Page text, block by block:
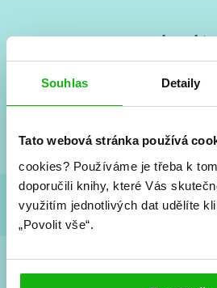
Souhlas Detaily
Tato webová stránka používá
cookies? Používáme je třeba k
doporučili knihy, které Vás
využitím jednotlivých dat udělíte
„Povolit vše“.
Vše kolem #youngadult každý
a seriálové
Souhlasím spodmínkami